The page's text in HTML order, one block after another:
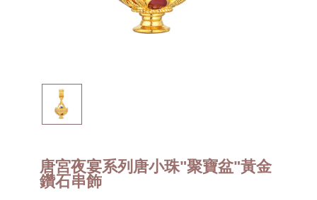
唐宮夜宴系列唐小珠"聚寶盆"黃金
鑽石串飾